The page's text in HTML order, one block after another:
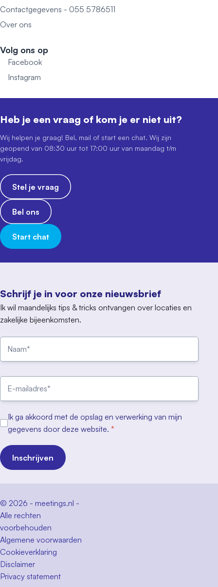
Contactgegevens - 055 5786511
Over ons
Volg ons op
Facebook
Instagram
Schrijf je in voor onze nieuwsbrief
Ik wil maandelijks tips & tricks ontvangen over locaties en
zakelijke bijeenkomsten.
Ik ga akkoord met de opslag en verwerking van mijn
gegevens door deze website. *
Inschrijven
Heb je een vraag of kom je er niet uit?
Wij helpen je graag! Bel, mail of start een chat. Wij zijn
geopend van 08:30 uur tot 17:00 uur van maandag t/m
vrijdag.
Stel je vraag
Bel ons
Start chat
© 2026 - meetings.nl -
Alle rechten
voorbehouden
Algemene voorwaarden
Cookieverklaring
Disclaimer
Privacy statement